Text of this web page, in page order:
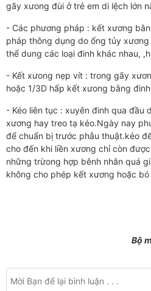
gãy xưong đùi ở trẻ em di lệch lớn
- Các phương pháp : kết xương
pháp thông dụng do ống tủy
thể dung các loại đinh khác nhau,
- Kết xưong nẹp vít : trong gãy
hoặc 1/3D hấp kết xưong bằng
- Kéo liên tục : xuyên đinh qua đầu
xương hay treo tạ kéo.Ngày nay
để chuẩn bị trước phẫu thuật.kéo
cho đến khi liền xương chỉ còn
những trừong hợp bênh nhân quá
không cho phép kết xương hoặc
Bộ